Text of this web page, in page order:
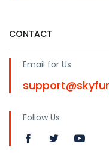
CONTACT
Email for Us
Follow Us